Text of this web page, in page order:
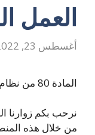
العمل
أغسطس 23, 2022
المادة 80 من نظام العمل السعودي ،
نرحب بكم زوارنا
من خلال هذه